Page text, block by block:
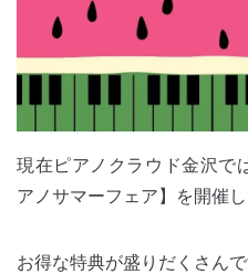
現在ピアノクラウド金沢
アノサマーフェア】を開催し
お得な特典が盛りだくさんで